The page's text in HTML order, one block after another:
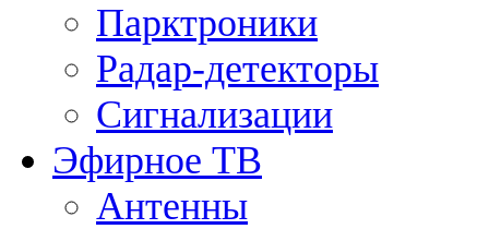
Парктроники
Радар-детекторы
Сигнализации
Эфирное ТВ
Антенны